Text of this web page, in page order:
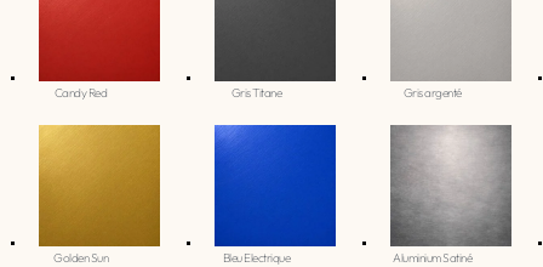
Candy Red Gris Titane Gris argenté
Golden Sun Bleu Electrique Aluminium Satiné